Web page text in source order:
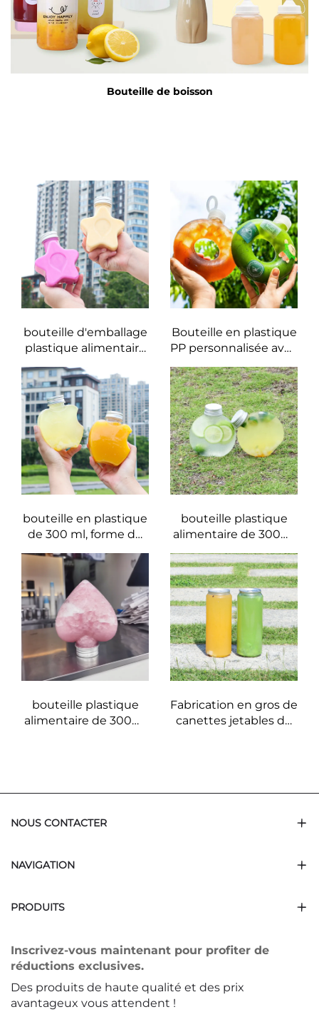
Bouteille de boisson
bouteille d'emballage
plastique alimentaire
en matériau PET de
250ml en forme
d'étoile pouvant
contenir des jus et
boissons, design
créatif apprécié des
enfants
Bouteille en plastique
PP personnalisée avec
logo 16oz 500ml pour
lait, thé ou jus,
résistante aux hautes
températures, forme
donut
bouteille en plastique
de 300 ml, forme de
pomme, en matériau
PET alimentaire,
pouvant contenir des
jus et boissons,
design créatif,
apprécié des enfants
bouteille plastique
alimentaire de 300ml
ronde plate, peut
contenir du jus et du
lait de thé
bouteille plastique
alimentaire de 300ml
Fabrication en gros de
canettes jetables de
NOUS CONTACTER
NAVIGATION
PRODUITS
Inscrivez-vous maintenant pour profiter de
réductions exclusives.
Des produits de haute qualité et des prix
avantageux vous attendent !